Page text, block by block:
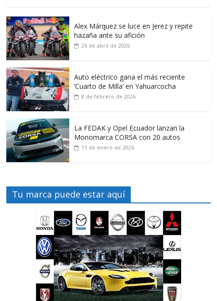
Alex Márquez se luce en Jerez y repite
hazaña ante su afición
26 de abril de 2026
Auto eléctrico gana el más reciente
‘Cuarto de Milla’ en Yahuarcocha
8 de febrero de 2026
La FEDAK y Opel Ecuador lanzan la
Monomarca CORSA con 20 autos
11 de enero de 2026
Tu marca puede estar aquí